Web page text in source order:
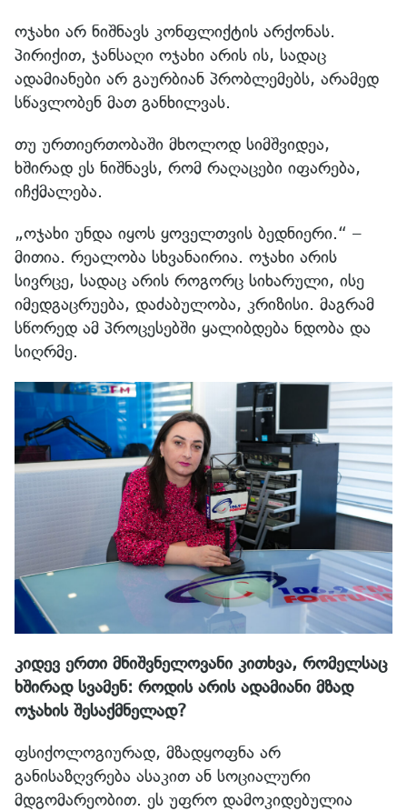
ოჯახი არ ნიშნავს კონფლიქტის არქონას.
პირიქით, ჯანსაღი ოჯახი არის ის, სადაც
ადამიანები არ გაურბიან პრობლემებს, არამედ
სწავლობენ მათ განხილვას.
თუ ურთიერთობაში მხოლოდ სიმშვიდეა,
ხშირად ეს ნიშნავს, რომ რაღაცები იფარება,
იჩქმალება.
„ოჯახი უნდა იყოს ყოველთვის ბედნიერი.“ –
მითია. რეალობა სხვანაირია. ოჯახი არის
სივრცე, სადაც არის როგორც სიხარული, ისე
იმედგაცრუება, დაძაბულობა, კრიზისი. მაგრამ
სწორედ ამ პროცესებში ყალიბდება ნდობა და
სიღრმე.
კიდევ ერთი მნიშვნელოვანი კითხვა, რომელსაც
ხშირად სვამენ: როდის არის ადამიანი მზად
ოჯახის შესაქმნელად?
ფსიქოლოგიურად, მზადყოფნა არ
განისაზღვრება ასაკით ან სოციალური
მდგომარეობით. ეს უფრო დამოკიდებულია